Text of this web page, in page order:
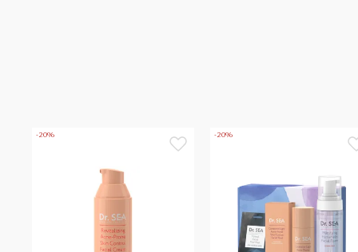
-20% -20%